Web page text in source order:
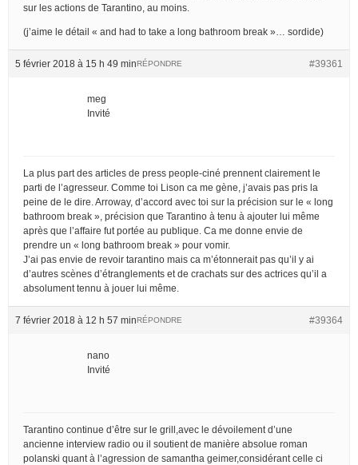
sur les actions de Tarantino, au moins.
(j’aime le détail « and had to take a long bathroom break »… sordide)
5 février 2018 à 15 h 49 min #39361
RÉPONDRE
meg
Invité
La plus part des articles de press people-ciné prennent clairement le
parti de l’agresseur. Comme toi Lison ca me gène, j’avais pas pris la
peine de le dire. Arroway, d’accord avec toi sur la précision sur le « long
bathroom break », précision que Tarantino à tenu à ajouter lui même
après que l’affaire fut portée au publique. Ca me donne envie de
prendre un « long bathroom break » pour vomir.
J’ai pas envie de revoir tarantino mais ca m’étonnerait pas qu’il y ai
d’autres scènes d’étranglements et de crachats sur des actrices qu’il a
absolument tennu à jouer lui même.
7 février 2018 à 12 h 57 min #39364
RÉPONDRE
nano
Invité
Tarantino continue d’être sur le grill,avec le dévoilement d’une
ancienne interview radio ou il soutient de manière absolue roman
polanski quant à l’agression de samantha geimer,considérant celle ci